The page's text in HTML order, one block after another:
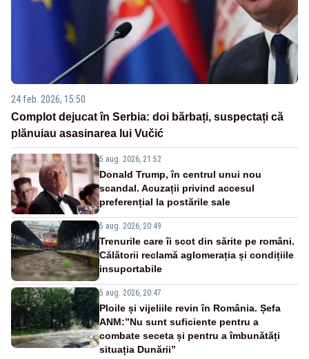
24 feb. 2026, 15:50
Complot dejucat în Serbia: doi bărbați, suspectați că
plănuiau asasinarea lui Vučić
5 aug. 2026, 21:52
Donald Trump, în centrul unui nou
scandal. Acuzații privind accesul
preferențial la postările sale
5 aug. 2026, 20:49
Trenurile care îi scot din sărite pe români.
Călătorii reclamă aglomerația și condițiile
insuportabile
5 aug. 2026, 20:47
Ploile și vijeliile revin în România. Șefa
ANM:”Nu sunt suficiente pentru a
combate seceta și pentru a îmbunătăți
situația Dunării”